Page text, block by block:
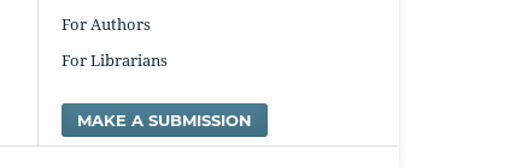
For Authors
For Librarians
MAKE A SUBMISSION